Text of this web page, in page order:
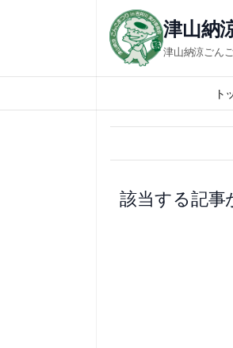
ス
キ
津山納
津山納涼ごん
ト
該当する記事